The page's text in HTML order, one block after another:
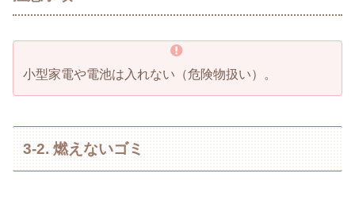
小型家電や電池は入れない（危険物扱い）。
3-2. 燃えないゴミ